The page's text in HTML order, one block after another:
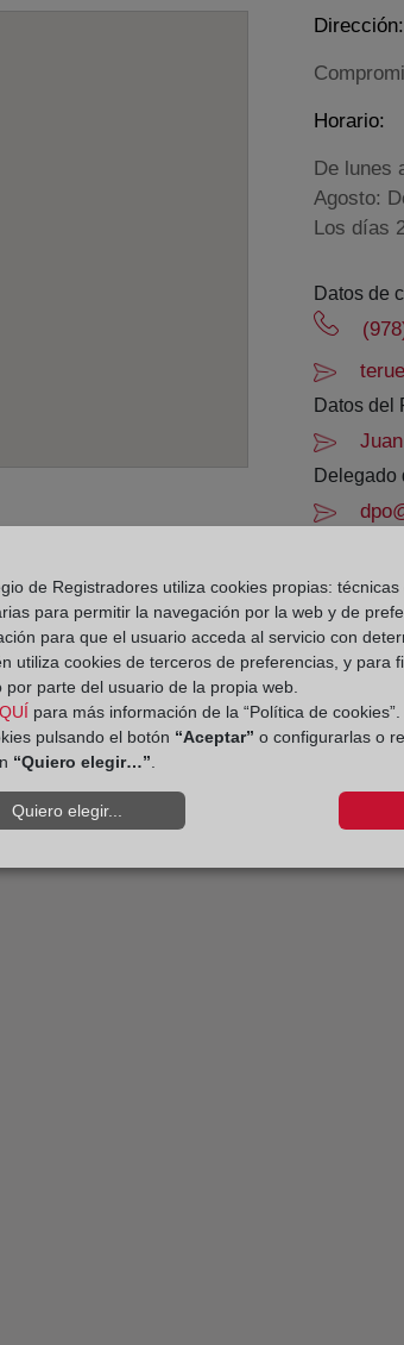
Dirección:
Horario:
De lunes
Agosto:
Los días
Datos de
Datos del
Delegado
el distrito hipotecario
de Registradores utiliza cookies propias:
para permitir la navegación por la web y de
para que el usuario acceda al servicio con
utiliza cookies de terceros de preferencias, y para
por parte del usuario de la propia web.
para más información de la “Política de
pulsando el botón “Aceptar” o configurarlas o
“Quiero elegir…”.
Quiero elegir...